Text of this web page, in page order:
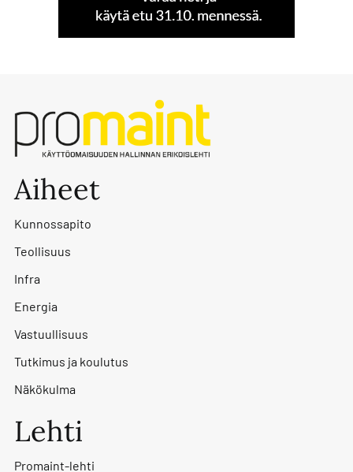
Aiheet
Kunnossapito
Teollisuus
Infra
Energia
Vastuullisuus
Tutkimus ja koulutus
Näkökulma
Lehti
Promaint-lehti